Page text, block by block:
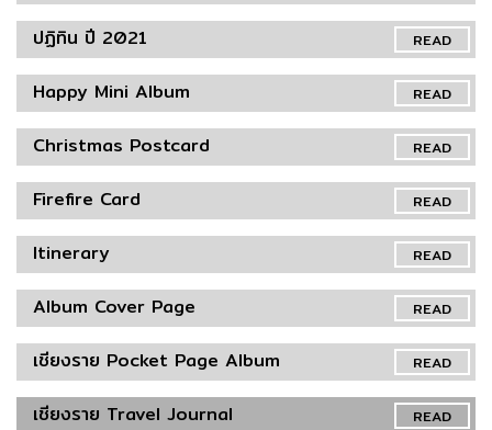
READ
ปฏิทิน ปี 2021
READ
Happy Mini Album
READ
Christmas Postcard
READ
Firefire Card
READ
Itinerary
READ
Album Cover Page
READ
เชียงราย Pocket Page Album
READ
เชียงราย Travel Journal